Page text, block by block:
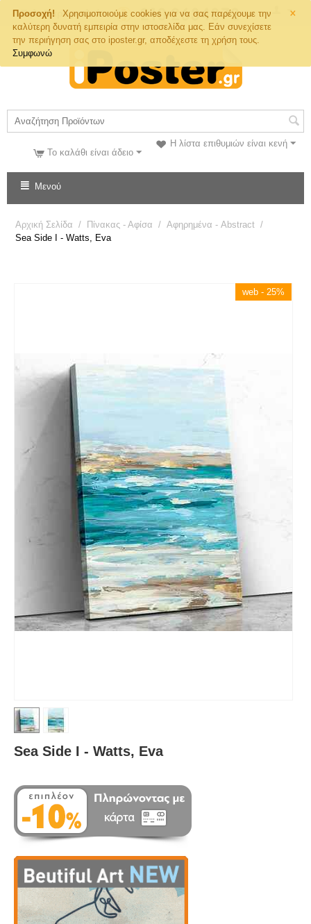
×
Προσοχή!
Χρησιμοποιούμε cookies για να σας παρέχουμε την
καλύτερη δυνατή εμπειρία στην ιστοσελίδα μας. Εάν συνεχίσετε
την περιήγηση σας στο iposter.gr, αποδέχεστε τη χρήση τους.
Συμφωνώ
Τηλ. Παραγγελιών
Η λίστα επιθυμιών είναι κενή
Το καλάθι είναι άδειο
Μενού
Αρχική Σελίδα / Πίνακας - Αφίσα / Αφηρημένα - Abstract /
Sea Side I - Watts, Eva
web - 25%
Sea Side I - Watts, Eva